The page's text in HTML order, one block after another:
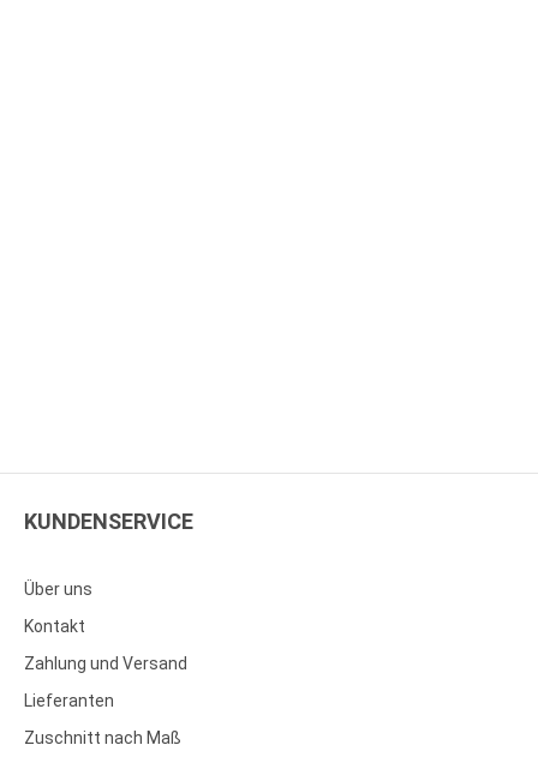
KUNDENSERVICE
Über uns
Kontakt
Zahlung und Versand
Lieferanten
Zuschnitt nach Maß